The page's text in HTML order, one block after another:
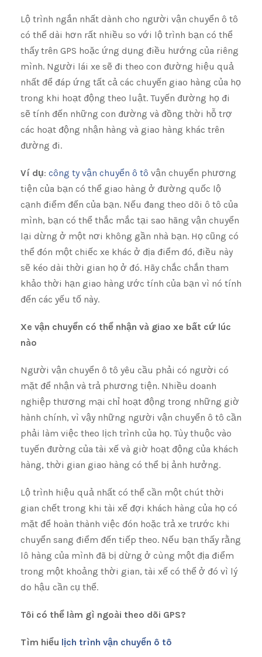
Lộ trình ngắn nhất dành cho người vận chuyển ô tô
có thể dài hơn rất nhiều so với lộ trình bạn có thể
thấy trên GPS hoặc ứng dụng điều hướng của riêng
mình. Người lái xe sẽ đi theo con đường hiệu quả
nhất để đáp ứng tất cả các chuyến giao hàng của họ
trong khi hoạt động theo luật. Tuyến đường họ đi
sẽ tính đến những con đường và đồng thời hỗ trợ
các hoạt động nhận hàng và giao hàng khác trên
đường đi.
Ví dụ: công ty vận chuyển ô tô vận chuyển phương
tiện của bạn có thể giao hàng ở đường quốc lộ
cạnh điểm đến của bạn. Nếu đang theo dõi ô tô của
mình, bạn có thể thắc mắc tại sao hãng vận chuyển
lại dừng ở một nơi không gần nhà bạn. Họ cũng có
thể đón một chiếc xe khác ở địa điểm đó, điều này
sẽ kéo dài thời gian họ ở đó. Hãy chắc chắn tham
khảo thời hạn giao hàng ước tính của bạn vì nó tính
đến các yếu tố này.
Xe vận chuyển có thể nhận và giao xe bất cứ lúc
nào
Người vận chuyển ô tô yêu cầu phải có người có
mặt để nhận và trả phương tiện. Nhiều doanh
nghiệp thương mại chỉ hoạt động trong những giờ
hành chính, vì vậy những người vận chuyển ô tô cần
phải làm việc theo lịch trình của họ. Tùy thuộc vào
tuyến đường của tài xế và giờ hoạt động của khách
hàng, thời gian giao hàng có thể bị ảnh hưởng.
Lộ trình hiệu quả nhất có thể cần một chút thời
gian chết trong khi tài xế đợi khách hàng của họ có
mặt để hoàn thành việc đón hoặc trả xe trước khi
chuyển sang điểm đến tiếp theo. Nếu bạn thấy rằng
lô hàng của mình đã bị dừng ở cùng một địa điểm
trong một khoảng thời gian, tài xế có thể ở đó vì lý
do hậu cần cụ thể.
Tôi có thể làm gì ngoài theo dõi GPS?
Tìm hiểu lịch trình vận chuyển ô tô